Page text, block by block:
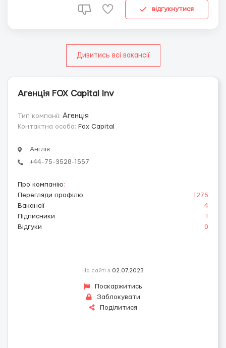
обеспечить нашим клиентам максимально успешный
відгукнутися
Дивитись всі вакансії
Агенція FOX Capital Inv
Тип компанії: Агенція
Контактна особа: Fox Capital
Англія
+44-75-3528-1557
Про компанію:
Перегляди профілю
1275
Вакансії
4
Підписники
1
Відгуки
0
На сайті з 02.07.2023
Поскаржитись
Заблокувати
Поділитися